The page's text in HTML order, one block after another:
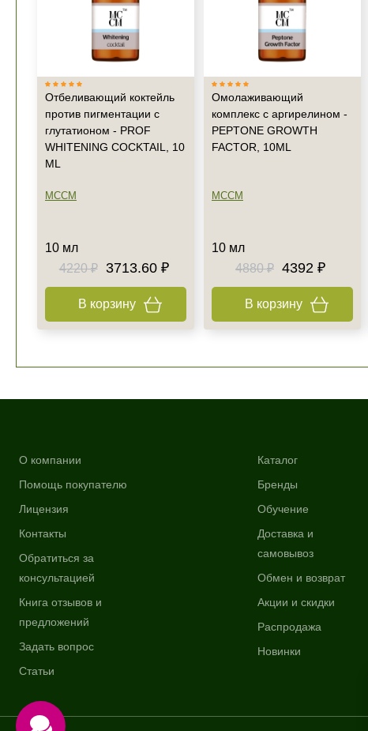
Отбеливающий коктейль
против пигментации с
глутатионом - PROF
WHITENING COCKTAIL, 10
ML
MCCM
10 мл
4220 ₽
3713.60 ₽
В корзину
Омолаживающий
комплекс с аргирелином -
PEPTONE GROWTH
FACTOR, 10ML
MCCM
10 мл
4880 ₽ 4392 ₽
В корзину
О компании
Помощь покупателю
Лицензия
Контакты
Обратиться за
консультацией
Книга отзывов и
предложений
Задать вопрос
Статьи
Каталог
Бренды
Обучение
Доставка и
самовывоз
Обмен и возврат
Акции и скидки
Распродажа
Новинки